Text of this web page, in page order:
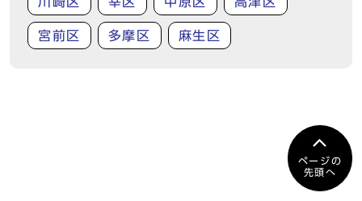
宮前区 多摩区 麻生区
ページの
先頭へ